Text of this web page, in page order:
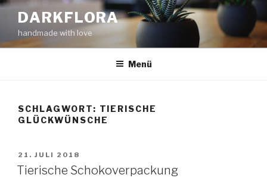
Zum
Inhalt
springen
DARKFLORA
handmade with love
Menü
SCHLAGWORT: TIERISCHE
GLÜCKWÜNSCHE
VERÖFFENTLICHT
AM
21. JULI 2018
Tierische Schokoverpackung